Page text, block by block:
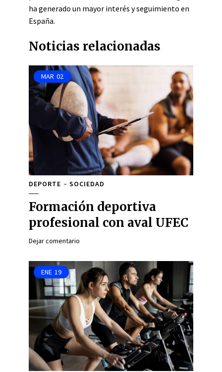
ha generado un mayor interés y seguimiento en
España.
Noticias relacionadas
MAR 02
DEPORTE SOCIEDAD
Formación deportiva
profesional con aval UFEC
Dejar comentario
ENE 19